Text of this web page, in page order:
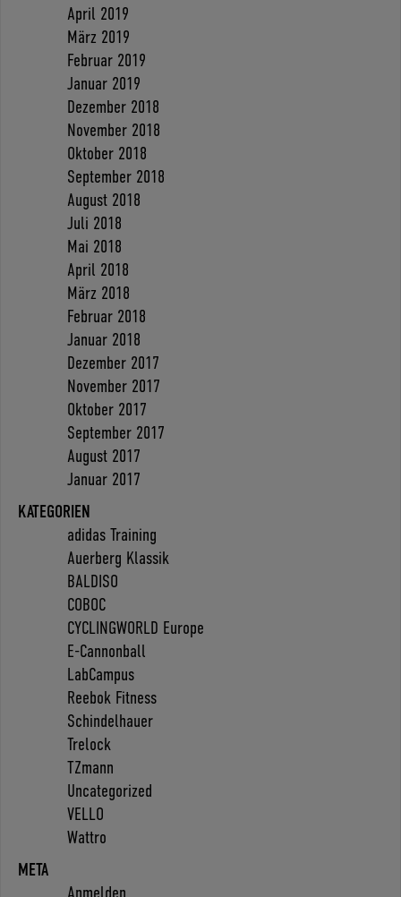
April 2019
März 2019
Februar 2019
Januar 2019
Dezember 2018
November 2018
Oktober 2018
September 2018
August 2018
Juli 2018
Mai 2018
April 2018
März 2018
Februar 2018
Januar 2018
Dezember 2017
November 2017
Oktober 2017
September 2017
August 2017
Januar 2017
KATEGORIEN
adidas Training
Auerberg Klassik
BALDISO
COBOC
CYCLINGWORLD Europe
E-Cannonball
LabCampus
Reebok Fitness
Schindelhauer
Trelock
TZmann
Uncategorized
VELLO
Wattro
META
Anmelden